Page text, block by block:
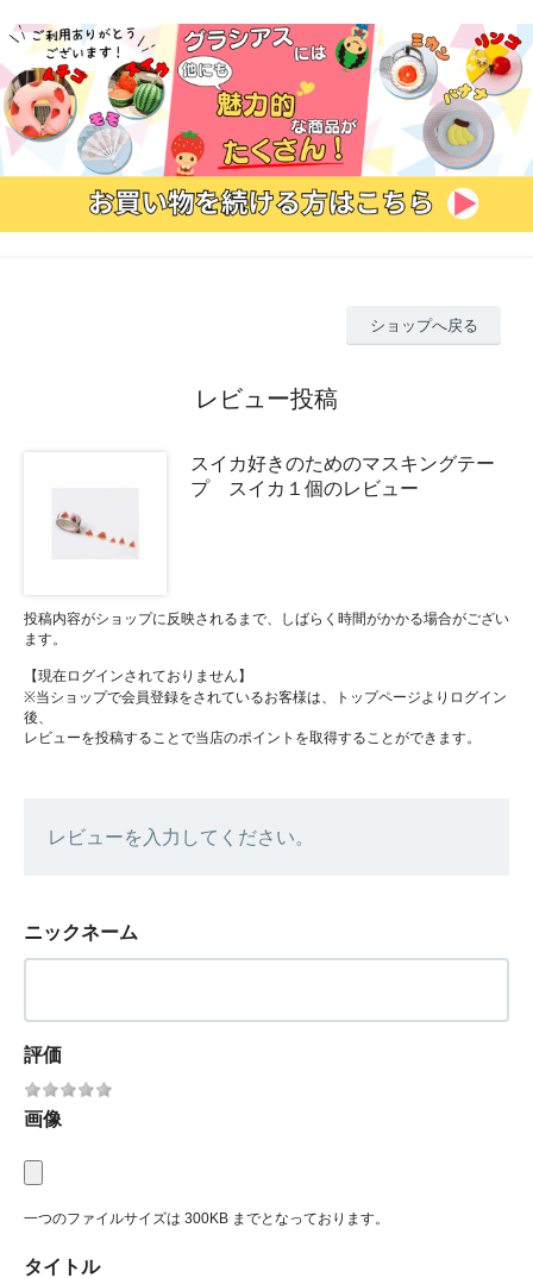
ショップへ戻る
レビュー投稿
スイカ好きのためのマスキングテー
プ スイカ１個のレビュー
投稿内容がショップに反映されるまで、しばらく時間がかかる場合がござい
ます。
【現在ログインされておりません】
※当ショップで会員登録をされているお客様は、トップページよりログイン
後、
レビューを投稿することで当店のポイントを取得することができます。
レビューを入力してください。
ニックネーム
評価
画像
一つのファイルサイズは 300KB までとなっております。
タイトル